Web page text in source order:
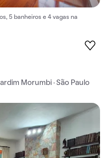
5 banheiros e 4 vagas na
Morumbi · São Paulo